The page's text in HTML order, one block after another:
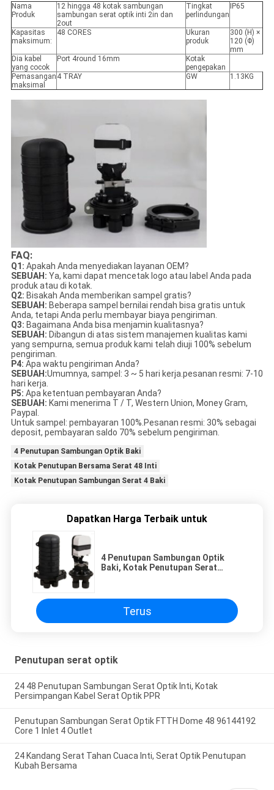
Nama
Produk
12 hingga 48 kotak sambungan
sambungan serat optik inti 2in dan
2out
Tingkat
perlindungan
IP65
Kapasitas
maksimum:
48 CORES
Ukuran
produk
300 (H) ×
120 (Φ)
mm
Dia kabel
yang cocok
Port 4round 16mm
Kotak
pengepakan
Pemasangan
maksimal
4 TRAY GW 1.13KG
FAQ:
Q1: Apakah Anda menyediakan layanan OEM?
SEBUAH: Ya, kami dapat mencetak logo atau label Anda pada
produk atau di kotak.
Q2: Bisakah Anda memberikan sampel gratis?
SEBUAH: Beberapa sampel bernilai rendah bisa gratis untuk
Anda, tetapi Anda perlu membayar biaya pengiriman.
Q3: Bagaimana Anda bisa menjamin kualitasnya?
SEBUAH: Dibangun di atas sistem manajemen kualitas kami
yang sempurna, semua produk kami telah diuji 100% sebelum
pengiriman.
P4: Apa waktu pengiriman Anda?
SEBUAH:Umumnya, sampel: 3 ~ 5 hari kerja.pesanan resmi: 7-10
hari kerja.
P5: Apa ketentuan pembayaran Anda?
SEBUAH: Kami menerima T / T, Western Union, Money Gram,
Paypal.
Untuk sampel: pembayaran 100%.Pesanan resmi: 30% sebagai
deposit, pembayaran saldo 70% sebelum pengiriman.
4 Penutupan Sambungan Optik Baki
Kotak Penutupan Bersama Serat 48 Inti
Kotak Penutupan Sambungan Serat 4 Baki
Dapatkan Harga Terbaik untuk
4 Penutupan Sambungan Optik
Baki, Kotak Penutupan Serat
Terus
Penutupan serat optik
24 48 Penutupan Sambungan Serat Optik Inti, Kotak
Persimpangan Kabel Serat Optik PPR
Penutupan Sambungan Serat Optik FTTH Dome 48 96144192
Core 1 Inlet 4 Outlet
24 Kandang Serat Tahan Cuaca Inti, Serat Optik Penutupan
Kubah Bersama